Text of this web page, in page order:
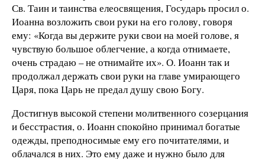
Св. Таин и таинства елеосвящения, Государь просил о.
Иоанна возложить свои руки на его голову, говоря
ему: «Когда вы держите руки свои на моей голове, я
чувствую большое облегчение, а когда отнимаете,
очень страдаю – не отнимайте их». О. Иоанн так и
продолжал держать свои руки на главе умирающего
Царя, пока Царь не предал душу свою Богу.
Достигнув высокой степени молитвенного созерцания
и бесстрастия, о. Иоанн спокойно принимал богатые
одежды, преподносимые ему его почитателями, и
облачался в них. Это ему даже и нужно было для